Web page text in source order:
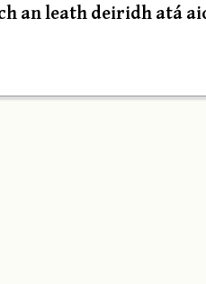
an leath deiridh atá